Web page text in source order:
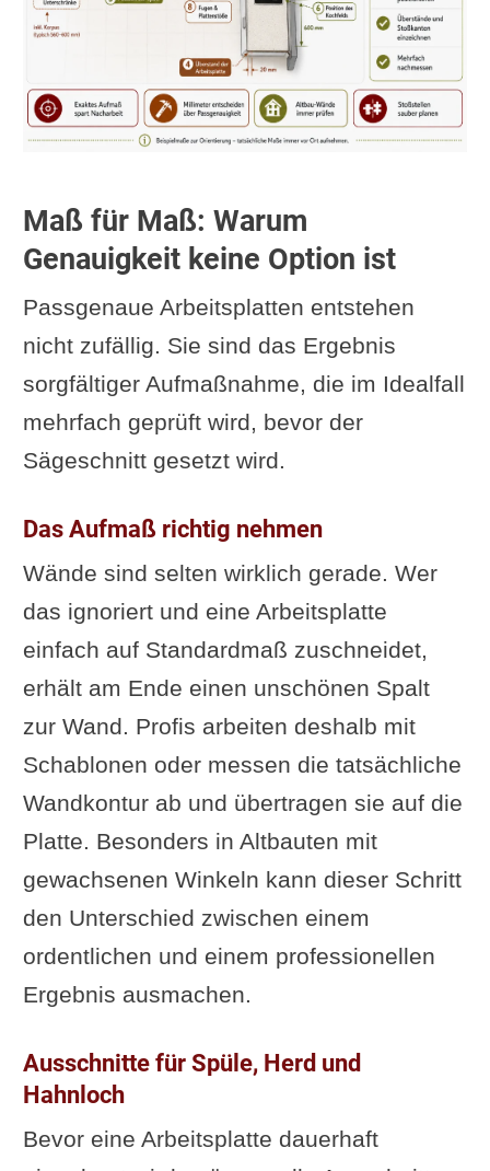
Maß für Maß: Warum
Genauigkeit keine Option ist
Passgenaue Arbeitsplatten entstehen
nicht zufällig. Sie sind das Ergebnis
sorgfältiger Aufmaßnahme, die im Idealfall
mehrfach geprüft wird, bevor der
Sägeschnitt gesetzt wird.
Das Aufmaß richtig nehmen
Wände sind selten wirklich gerade. Wer
das ignoriert und eine Arbeitsplatte
einfach auf Standardmaß zuschneidet,
erhält am Ende einen unschönen Spalt
zur Wand. Profis arbeiten deshalb mit
Schablonen oder messen die tatsächliche
Wandkontur ab und übertragen sie auf die
Platte. Besonders in Altbauten mit
gewachsenen Winkeln kann dieser Schritt
den Unterschied zwischen einem
ordentlichen und einem professionellen
Ergebnis ausmachen.
Ausschnitte für Spüle, Herd und
Hahnloch
Bevor eine Arbeitsplatte dauerhaft